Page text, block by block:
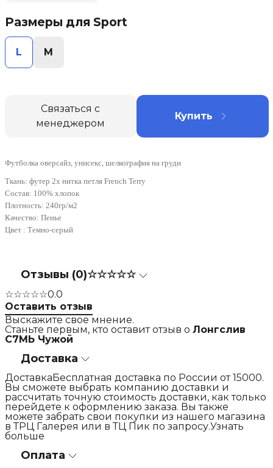
Размеры для Sport
L M
Купить
Связаться с
менеджером
Футболка оверсайз, унисекс, шелкография на груди
Ткань: футер 2х нитка петля French Terry
Состав: 100% хлопок
Плотность: 240гр/м2
Качество: Пенье
Цвет : Темно-серый
Отзывы (0)☆☆☆☆☆
☆☆☆☆☆0.0
Оставить отзыв
Выскажите свое мнение.
Станьте первым, кто оставит отзыв о Лонгслив
С7МЬ Чужой
Доставка
ДоставкаБесплатная доставка по России от 15000.
Вы сможете выбрать компанию доставки и
рассчитать точную стоимость доставки, как только
перейдете к оформлению заказа. Вы также
можете забрать свои покупки из нашего магазина
в ТРЦ Галерея или в ТЦ Пик по запросу.Узнать
больше
Оплата